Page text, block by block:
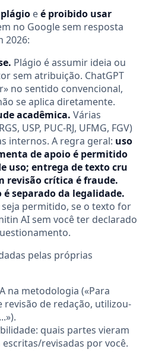
eé proibido usar
no Google sem resposta
2026:
Plágio é assumir ideia ou
sem atribuição. ChatGPT
no sentido convencional,
se aplica diretamente.
acadêmica. Várias
USP, PUC-RJ, UFMG, FGV)
internos. A regra geral: uso
de apoio é permitido
uso; entrega de texto cru
revisão crítica é fraude.
é separado da legalidade.
permitido, se o texto for
AI sem você ter declarado
pelas próprias
na metodologia («Para
revisão de redação, utilizou-
quais partes vieram
revisadas por você.